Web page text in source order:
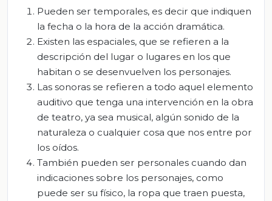
Pueden ser temporales, es decir que indiquen
la fecha o la hora de la acción dramática.
Existen las espaciales, que se refieren a la
descripción del lugar o lugares en los que
habitan o se desenvuelven los personajes.
Las sonoras se refieren a todo aquel elemento
auditivo que tenga una intervención en la obra
de teatro, ya sea musical, algún sonido de la
naturaleza o cualquier cosa que nos entre por
los oídos.
También pueden ser personales cuando dan
indicaciones sobre los personajes, como
puede ser su físico, la ropa que traen puesta,